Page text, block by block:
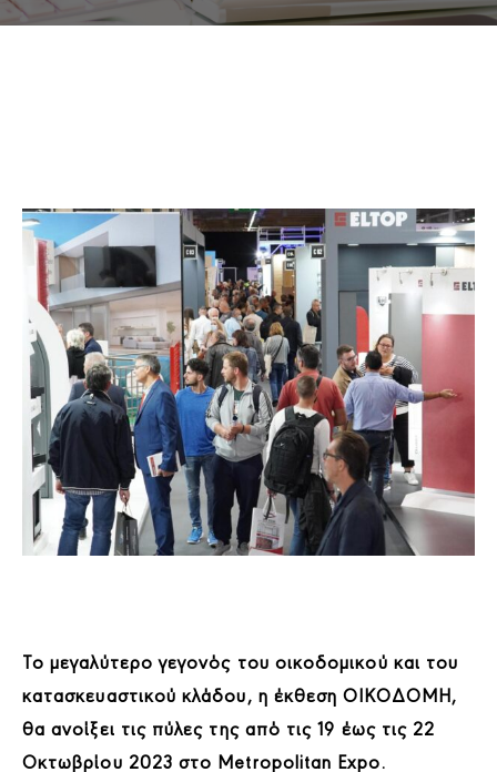
ΕΠΙΚΟΙΝΩΝΙΑ
Το μεγαλύτερο γεγονός του οικοδομικού και του
κατασκευαστικού κλάδου, η έκθεση ΟΙΚΟΔΟΜΗ,
θα ανοίξει τις πύλες της από τις 19 έως τις 22
Οκτωβρίου 2023 στο Metropolitan Expo.